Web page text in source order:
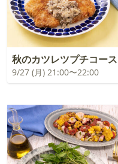
秋のカツレツプチコース
9/27 (月) 21:00〜22:00